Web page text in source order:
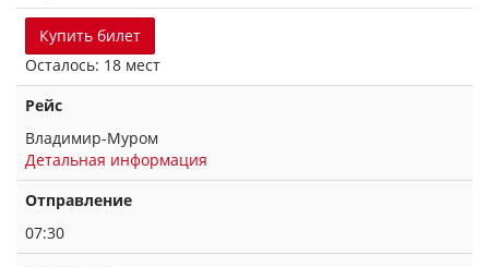
Купить билет
Осталось: 18 мест
Рейс
Владимир-Муром
Детальная информация
Отправление
07:30